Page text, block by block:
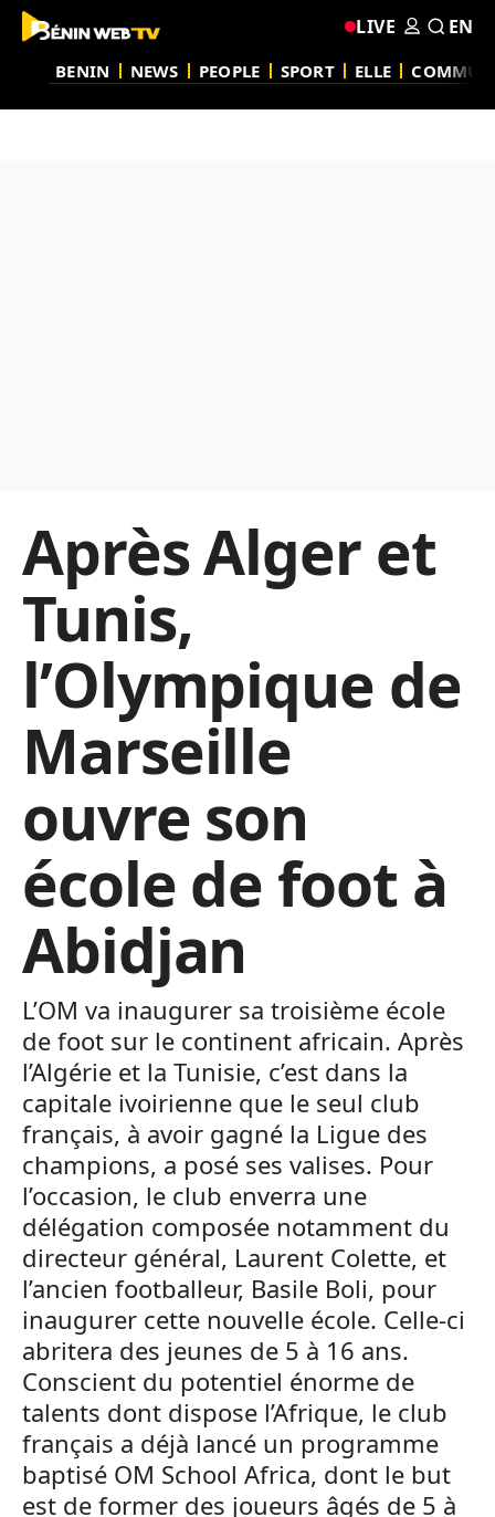
BENIN NEWS PEOPLE SPORT ELLE
LIVE EN
Après Alger et
Tunis,
l’Olympique de
Marseille
ouvre son
école de foot à
Abidjan
L’OM va inaugurer sa troisième école
de foot sur le continent africain. Après
l’Algérie et la Tunisie, c’est dans la
capitale ivoirienne que le seul club
français, à avoir gagné la Ligue des
champions, a posé ses valises. Pour
l’occasion, le club enverra une
délégation composée notamment du
directeur général, Laurent Colette, et
l’ancien footballeur, Basile Boli, pour
inaugurer cette nouvelle école. Celle-ci
abritera des jeunes de 5 à 16 ans.
Conscient du potentiel énorme de
talents dont dispose l’Afrique, le club
français a déjà lancé un programme
baptisé OM School Africa, dont le but
est de former des joueurs âgés de 5 à